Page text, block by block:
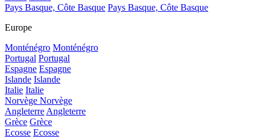
Pays Basque, Côte Basque Pays Basque, Côte Basque
Europe
Monténégro Monténégro
Portugal Portugal
Espagne Espagne
Islande Islande
Italie Italie
Norvège Norvège
Angleterre Angleterre
Grèce Grèce
Ecosse Ecosse